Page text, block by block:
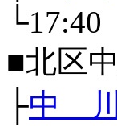
■北区
├中 川